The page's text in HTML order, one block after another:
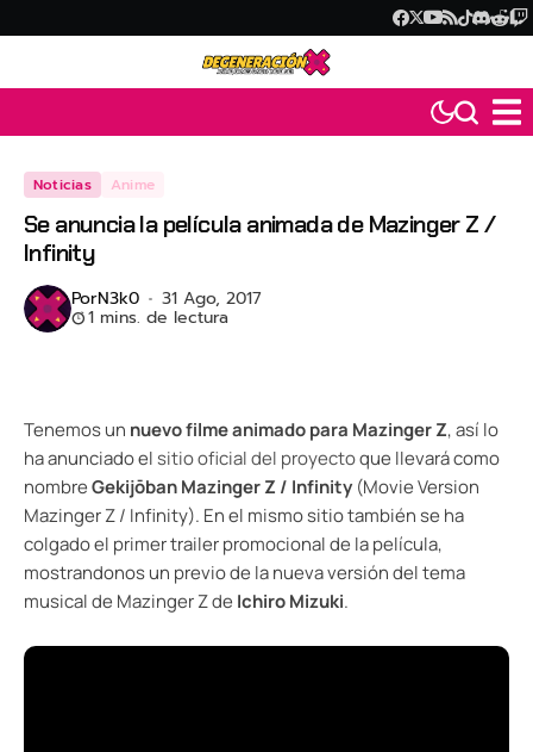
Noticias Anime
Se anuncia la película animada de Mazinger Z /
Infinity
PorN3k0 31 Ago, 2017
1 mins. de lectura
Tenemos un nuevo filme animado para Mazinger Z, así lo
ha anunciado elsitio oficial del proyectoque llevará como
nombreGekijōban Mazinger Z / Infinity (Movie Version
Mazinger Z / Infinity). En el mismo sitio también se ha
colgado el primer trailer promocional de la película,
mostrandonos un previo de la nueva versión del tema
musical de Mazinger Z de Ichiro Mizuki.